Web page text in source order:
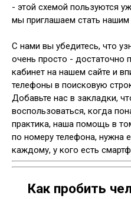
- этой схемой пользуются
мы приглашаем стать нашим
С нами вы убедитесь, что
очень просто - достаточно
кабинет на нашем сайте и
телефоны в поисковую
Добавьте нас в закладки,
воспользоваться, когда
практика, наша помощь в
по номеру телефона, нужна
каждому, у кого есть
Как пробить